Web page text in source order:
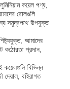
কয়েল পণ্য,
রোলগুলি
জন্য সমুদ্রপথে উপযুক্ত
আমাদের
কঠোরতা প্রদান,
কয়েলগুলি বিভিন্ন
দেয়াল, বহিরাগত